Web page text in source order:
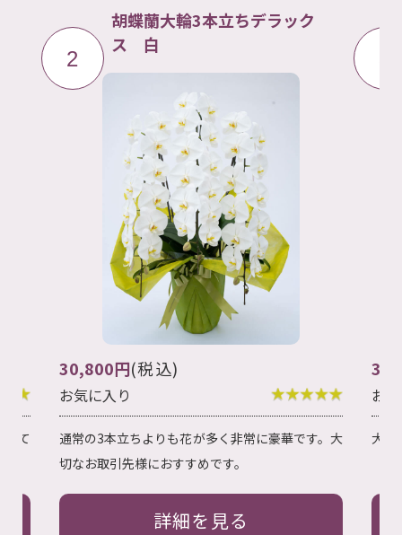
。大
胡蝶蘭大輪5本立ち 白
38,500円(税込)
お気に入り
大切なお取引先様へ最適な5本立ちです。
詳細を見る